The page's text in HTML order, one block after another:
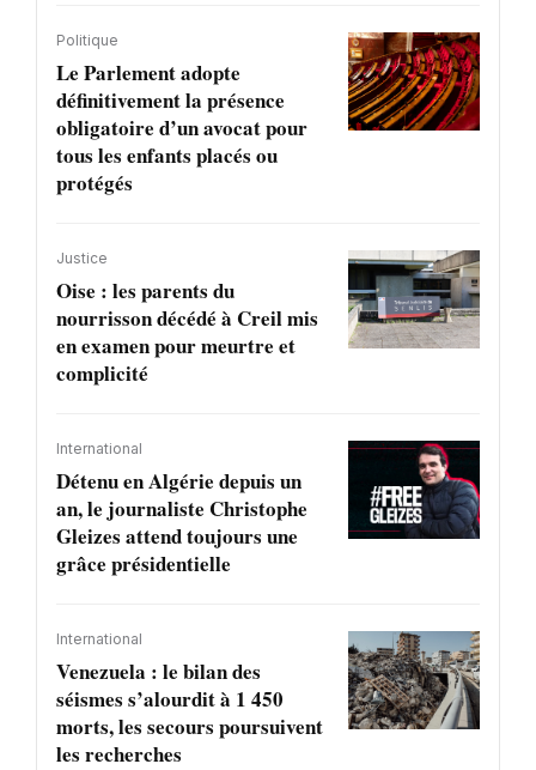
Politique
Le Parlement adopte
définitivement la présence
obligatoire d’un avocat pour
tous les enfants placés ou
protégés
Justice
Oise : les parents du
nourrisson décédé à Creil mis
en examen pour meurtre et
complicité
International
Détenu en Algérie depuis un
an, le journaliste Christophe
Gleizes attend toujours une
grâce présidentielle
International
Venezuela : le bilan des
séismes s’alourdit à 1 450
morts, les secours poursuivent
les recherches